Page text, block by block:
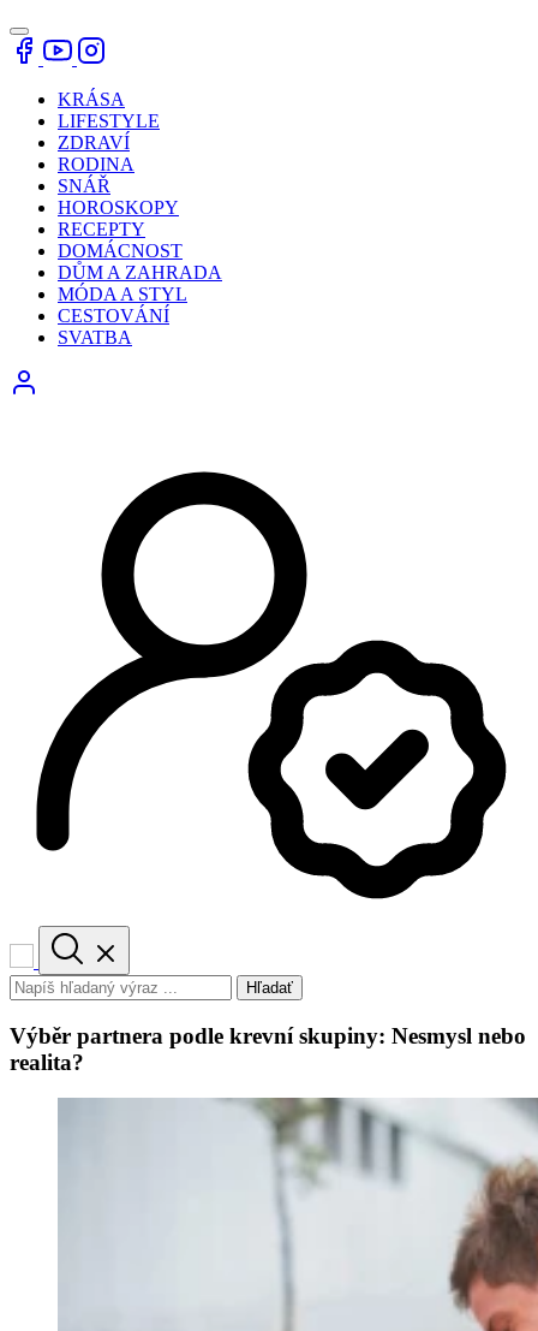
KRÁSA
LIFESTYLE
ZDRAVÍ
RODINA
SNÁŘ
HOROSKOPY
RECEPTY
DOMÁCNOST
DŮM A ZAHRADA
MÓDA A STYL
CESTOVÁNÍ
SVATBA
Hľadať
Výběr partnera podle krevní skupiny: Nesmysl nebo
realita?